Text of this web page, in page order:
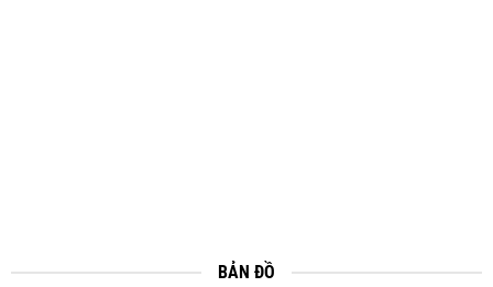
BẢN ĐỒ